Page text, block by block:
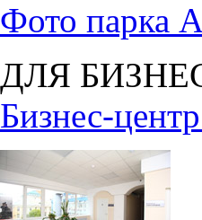
Фото парка
ДЛЯ
Бизнес-